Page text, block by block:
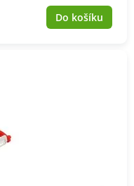
Do košíku